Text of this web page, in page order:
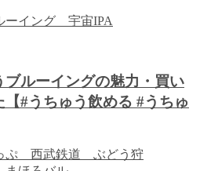
ブルーイングの魅力・買い
#うちゅう飲める #うちゅ